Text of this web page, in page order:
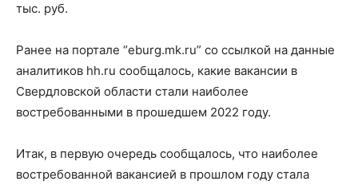
тыс. руб.
Ранее на портале “eburg.mk.ru” со ссылкой на данные
аналитиков hh.ru сообщалось, какие вакансии в
Свердловской области стали наиболее
востребованными в прошедшем 2022 году.
Итак, в первую очередь сообщалось, что наиболее
востребованной вакансией в прошлом году стала